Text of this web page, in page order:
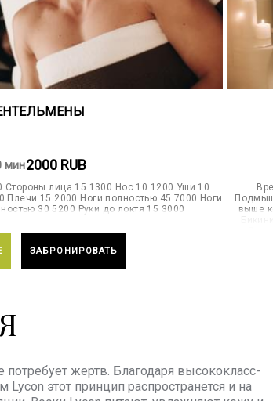
мин2000 RUB
лица 15 1300 Нос 10 1200 Уши 10
15 2000 Ноги полностью 45 7000 Ноги
30 5200 Руки до локтя 15 3000
ЗАБРОНИРОВАТЬ
выше
потребует жертв. Благодаря высококласс-
этот принцип распространется и на